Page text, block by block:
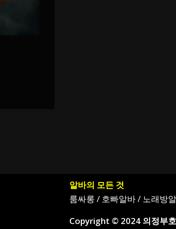
알바의 모든 것
룸싸롱 / 호빠알바/ 노래방
Copyright © 2024 의정부